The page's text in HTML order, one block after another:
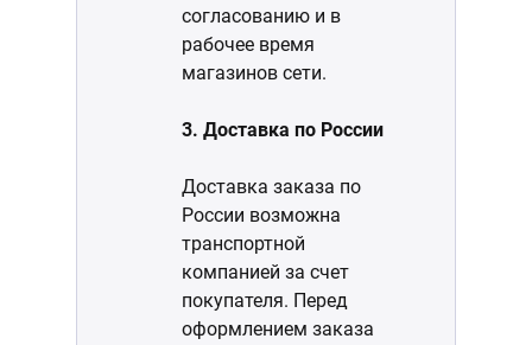
согласованию и в
рабочее время
магазинов сети.
3. Доставка по России
Доставка заказа по
России возможна
транспортной
компанией за счет
покупателя. Перед
оформлением заказа